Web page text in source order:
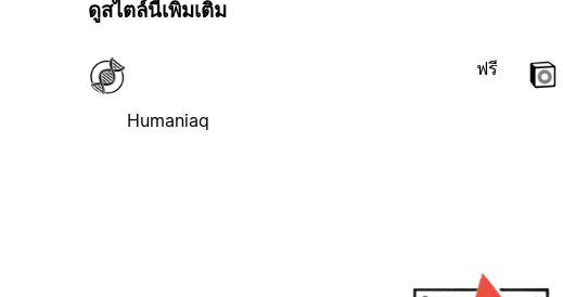
ดูสไตล์นี้เพิ่มเติม
Humaniaq
ฟรี